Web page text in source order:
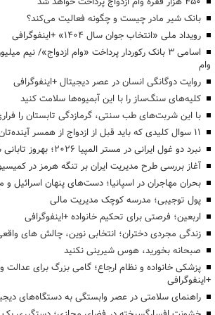
بانک شیر مادر چیست و چگونه فعالیت می‌کند؟
رویداد ملی «انتخاب جوان سال ۱۴۰۴» +اینفوگرافی
اسامی ۳ بانک رکوردار پرداخت «وام ازدواج»/
وام
روایت دوگانگی انسان در عصر دیجیتال +اینفوگرافی
کلیه‌های سنگ‌ساز را با این آبمیوه‌ها سلامت کنید
با این شربت‌های طب سنتی، گرمازدگی تابستان را
۱۱ سوال کلیدی که باید قبل از ازدواج از همسر آینده‌تان بپرسید +اینفوگرافی
نبرد دو غول ایرانی در مستر المپیا ۲۰۲۶؛ بهروز تابانی شگفتی‌ساز می‌شود؟
آغاز بررسی طرح مدیریت ایران بر تنگه هرمز در
بحران مهاجران در اسپانیا؛ دست‌های پنهان اسرائیل و
پول توجیبی؛ مدرسه کوچک مدیریت مالی
اربعین؛ فرصتی برای تحکیم خانواده +اینفوگرافی
زندگی مجردی دختران؛ انتخابی نوین، چالش های
صبحانه بخورید، هوس شیرینی نکنید
پزشکی خانواده و نظام ارجاع؛ گامی بزرگ برای
+اینفوگرافی
راهنمای سلامتی در عصر وابستگی به دستگاه‌های